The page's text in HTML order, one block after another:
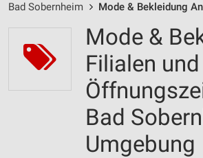
Bad Sobernheim Mode & Bekleidung
Mode &
Filialen und
Bad
Umgebung